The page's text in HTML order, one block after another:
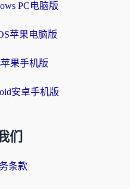
PC电脑版
苹果电脑版
果手机版
安卓手机版
们
条款